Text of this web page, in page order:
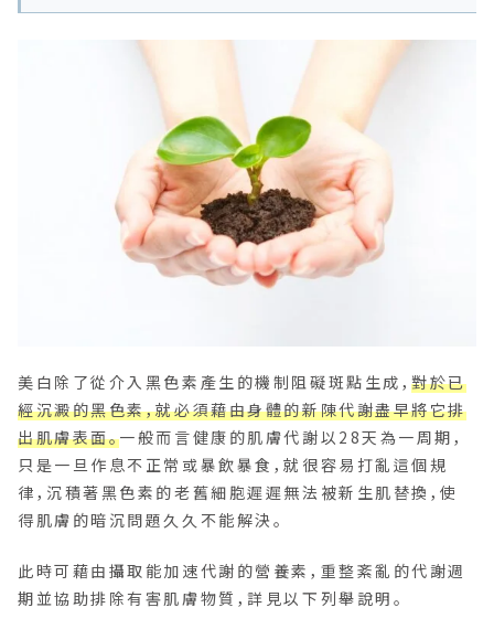
美白除了從介入黑色素產生的機制阻礙斑點生成，對於已
經沉澱的黑色素，就必須藉由身體的新陳代謝盡早將它排
出肌膚表面。一般而言健康的肌膚代謝以28天為一周期，
只是一旦作息不正常或暴飲暴食，就很容易打亂這個規
律，沉積著黑色素的老舊細胞遲遲無法被新生肌替換，使
得肌膚的暗沉問題久久不能解決。
此時可藉由攝取能加速代謝的營養素，重整紊亂的代謝週
期並協助排除有害肌膚物質，詳見以下列舉說明。